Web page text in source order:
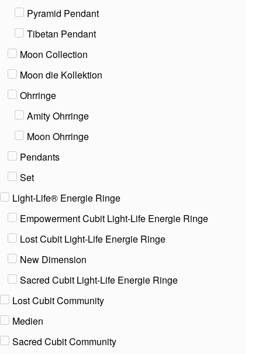
Pyramid Pendant
Tibetan Pendant
Moon Collection
Moon die Kollektion
Ohrringe
Amity Ohrringe
Moon Ohrringe
Pendants
Set
Light-Life® Energie Ringe
Empowerment Cubit Light-Life Energie Ringe
Lost Cubit Light-Life Energie Ringe
New Dimension
Sacred Cubit Light-Life Energie Ringe
Lost Cubit Community
Medien
Sacred Cubit Community